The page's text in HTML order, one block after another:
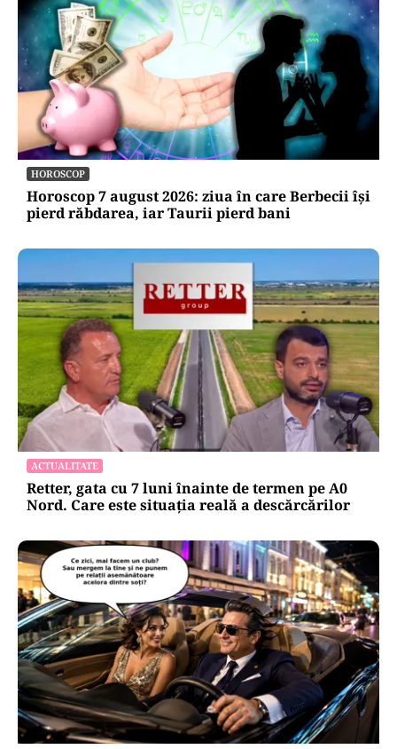
HOROSCOP
Horoscop 7 august 2026: ziua în care Berbecii își
pierd răbdarea, iar Taurii pierd bani
ACTUALITATE
Retter, gata cu 7 luni înainte de termen pe A0
Nord. Care este situația reală a descărcărilor